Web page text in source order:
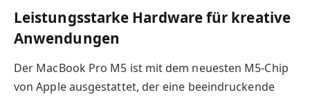
Leistungsstarke Hardware für kreative
Anwendungen
Der MacBook Pro M5 ist mit dem neuesten M5-Chip
von Apple ausgestattet, der eine beeindruckende